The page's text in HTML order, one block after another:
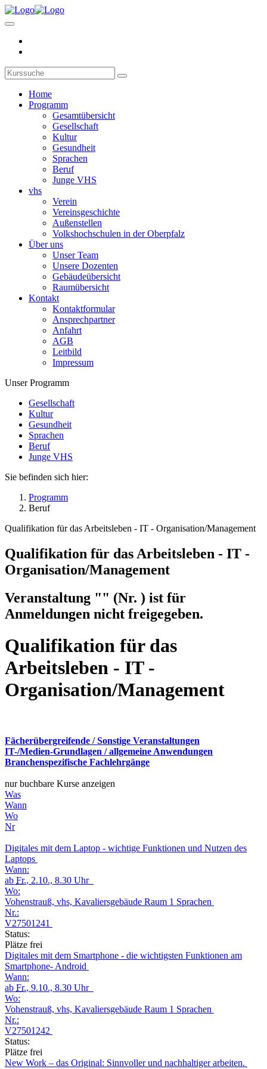
Home
Programm
Gesamtübersicht
Gesellschaft
Kultur
Gesundheit
Sprachen
Beruf
Junge VHS
vhs
Verein
Vereinsgeschichte
Außenstellen
Volkshochschulen in der Oberpfalz
Über uns
Unser Team
Unsere Dozenten
Gebäudeübersicht
Raumübersicht
Kontakt
Kontaktformular
Ansprechpartner
Anfahrt
AGB
Leitbild
Impressum
Unser Programm
Gesellschaft
Kultur
Gesundheit
Sprachen
Beruf
Junge VHS
Sie befinden sich hier:
Programm
Beruf
Qualifikation für das Arbeitsleben - IT - Organisation/Management
Qualifikation für das Arbeitsleben - IT -
Organisation/Management
Veranstaltung "" (Nr. ) ist für
Anmeldungen nicht freigegeben.
Qualifikation für das
Arbeitsleben - IT -
Organisation/Management
Fächerübergreifende / Sonstige Veranstaltungen
IT-/Medien-Grundlagen / allgemeine Anwendungen
Branchenspezifische Fachlehrgänge
nur buchbare Kurse anzeigen
Was
Wann
Wo
Nr
Digitales mit dem Laptop - wichtige Funktionen und Nutzen des
Laptops
Wann:
ab Fr., 2.10., 8.30 Uhr
Wo:
Vohenstrauß, vhs, Kavaliersgebäude Raum 1 Sprachen
Nr.:
V27501241
Status:
Plätze frei
Digitales mit dem Smartphone - die wichtigsten Funktionen am
Smartphone- Android
Wann:
ab Fr., 9.10., 8.30 Uhr
Wo:
Vohenstrauß, vhs, Kavaliersgebäude Raum 1 Sprachen
Nr.:
V27501242
Status:
Plätze frei
New Work – das Original: Sinnvoller und nachhaltiger arbeiten.